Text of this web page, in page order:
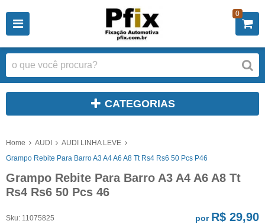
0
CATEGORIAS
Home AUDI
AUDI LINHA LEVE
Grampo Rebite Para Barro A3 A4 A6 A8 Tt Rs4 Rs6 50 Pcs P46
Grampo Rebite Para Barro A3 A4 A6 A8 Tt
Rs4 Rs6 50 Pcs 46
Sku: 11075825
por R$ 29,90